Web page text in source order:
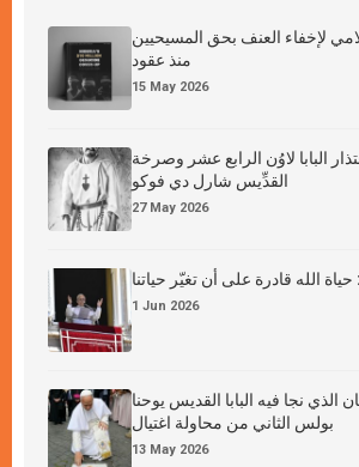
لإخفاء العنف بحق المسيحيين
منذ عقود
15 May 2026
البابا لاوُن الرابع عشر وصرخة
القدِّيس شارل دي فوكو
27 May 2026
حياة الله قادرة على أن تغيّر حياتنا
1 Jun 2026
الذي نجا فيه البابا القديس يوحنا
بولس الثاني من محاولة اغتيال
13 May 2026